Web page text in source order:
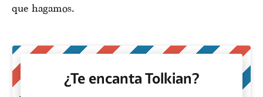
que hagamos.
¿Te encanta Tolkian?